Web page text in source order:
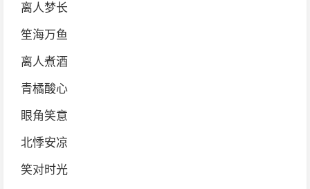
离人梦长
笙海万鱼
离人煮酒
青橘酸心
眼角笑意
北悸安凉
笑对时光